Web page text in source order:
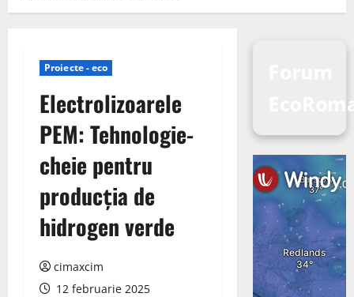
Proiecte - eco
Electrolizoarele
PEM: Tehnologie-
cheie pentru
producția de
hidrogen verde
cimaxcim
12 februarie 2025